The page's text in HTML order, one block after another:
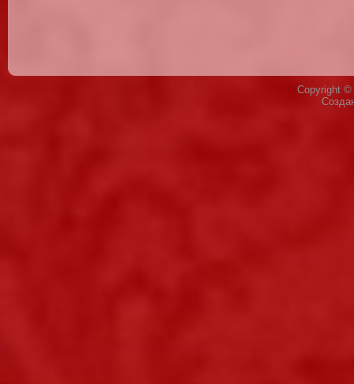
Copyright